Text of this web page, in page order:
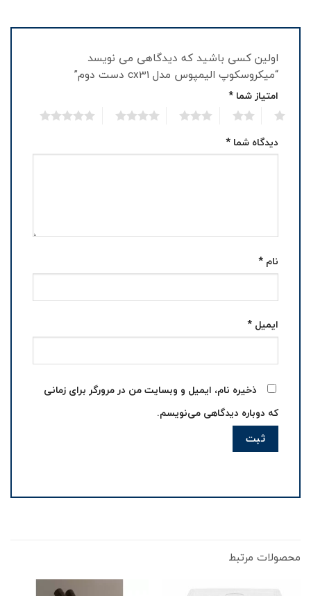
اولین کسی باشید که دیدگاهی می نویسد
“میکروسکوپ الیمپوس مدل cx31 دست دوم”
امتیاز شما *
دیدگاه شما *
نام *
ایمیل *
ذخیره نام، ایمیل و وبسایت من در مرورگر برای زمانی
که دوباره دیدگاهی می‌نویسم.
محصولات مرتبط